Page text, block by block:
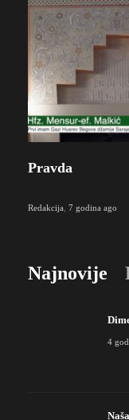
Pravda
Redakcija 7 godina ago
Najnovije
4